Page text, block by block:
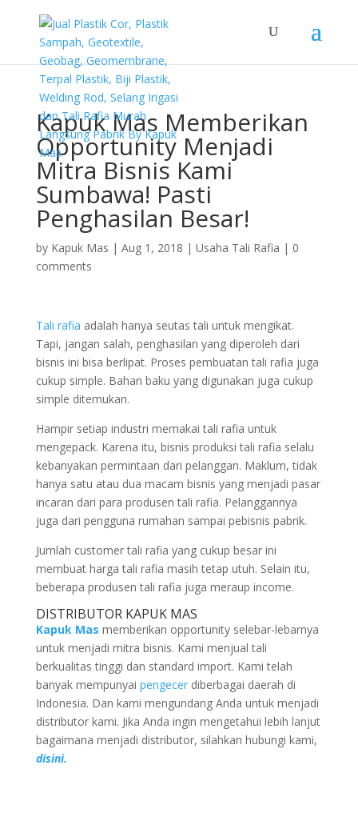
Kapuk Mas Memberikan
Opportunity Menjadi
Mitra Bisnis Kami
Sumbawa! Pasti
Penghasilan Besar!
by Kapuk Mas | Aug 1, 2018 | Usaha Tali Rafia | 0
comments
Tali rafia adalah hanya seutas tali untuk mengikat.
Tapi, jangan salah, penghasilan yang diperoleh dari
bisnis ini bisa berlipat. Proses pembuatan tali rafia juga
cukup simple. Bahan baku yang digunakan juga cukup
simple ditemukan.
Hampir setiap industri memakai tali rafia untuk
mengepack. Karena itu, bisnis produksi tali rafia selalu
kebanyakan permintaan dari pelanggan. Maklum, tidak
hanya satu atau dua macam bisnis yang menjadi pasar
incaran dari para produsen tali rafia. Pelanggannya
juga dari pengguna rumahan sampai pebisnis pabrik.
Jumlah customer tali rafia yang cukup besar ini
membuat harga tali rafia masih tetap utuh. Selain itu,
beberapa produsen tali rafia juga meraup income.
DISTRIBUTOR KAPUK MAS
Kapuk Mas memberikan opportunity selebar-lebarnya
untuk menjadi mitra bisnis. Kami menjual tali
berkualitas tinggi dan standard import. Kami telah
banyak mempunyai pengecerdiberbagai daerah di
Indonesia. Dan kami mengundang Anda untuk menjadi
distributor kami. Jika Anda ingin mengetahui lebih lanjut
bagaimana menjadi distributor, silahkan hubungi kami,
disini.